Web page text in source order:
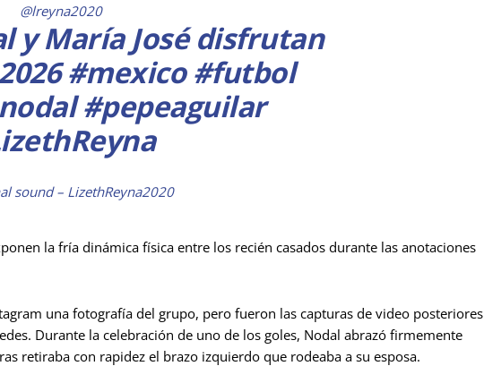
@lreyna2020
y María José disfrutan
#mexico #futbol
#pepeaguilar
sound – LizethReyna2020
la fría dinámica física entre los recién casados durante las anotaciones
una fotografía del grupo, pero fueron las capturas de video posteriores
Durante la celebración de uno de los goles, Nodal abrazó firmemente
retiraba con rapidez el brazo izquierdo que rodeaba a su esposa.